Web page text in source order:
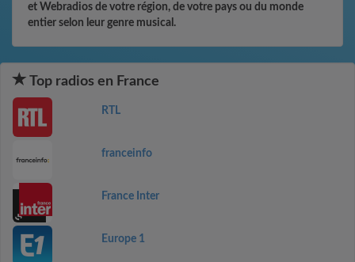
et Webradios de votre région, de votre pays ou du monde
entier selon leur genre musical.
Top radios en France
RTL
franceinfo
France Inter
Europe 1